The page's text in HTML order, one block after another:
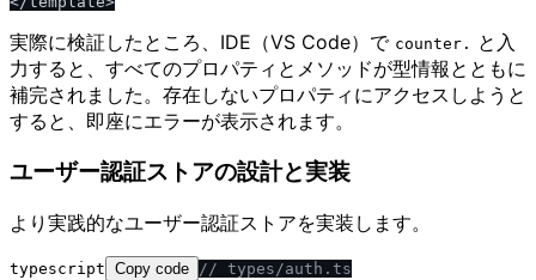
実際に検証したところ、IDE（VS Code）で counter.
と入
力すると、すべてのプロパティとメソッドが型情報とともに
補完されました。存在しないプロパティにアクセスしようと
すると、即座にエラーが表示されます。
ユーザー認証ストアの設計と実装
より実践的なユーザー認証ストアを実装します。
typescript Copy code // types/auth.ts